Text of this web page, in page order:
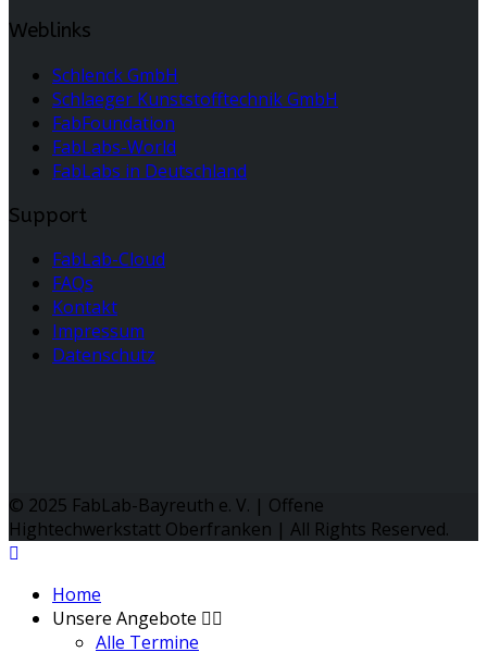
Weblinks
Schlenck GmbH
Schlaeger Kunststofftechnik GmbH
FabFoundation
FabLabs-World
FabLabs in Deutschland
Support
FabLab-Cloud
FAQs
Kontakt
Impressum
Datenschutz
© 2025 FabLab-Bayreuth e. V. | Offene
Hightechwerkstatt Oberfranken | All Rights Reserved.
Home
Unsere Angebote
Alle Termine